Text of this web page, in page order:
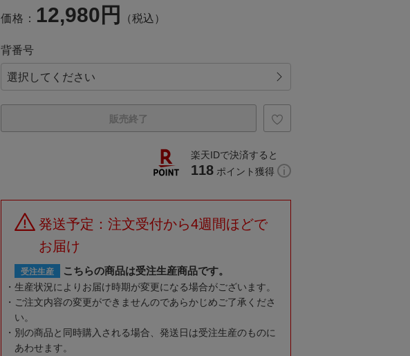
価格： 12,980円 （税込）
背番号
販売終了
楽天IDで決済すると
118 ポイント獲得
発送予定：注文受付から4週間ほどで
お届け
受注生産 こちらの商品は受注生産商品です。
生産状況によりお届け時期が変更になる場合がございます。
ご注文内容の変更ができませんのであらかじめご了承くださ
い。
別の商品と同時購入される場合、発送日は受注生産のものに
あわせます。